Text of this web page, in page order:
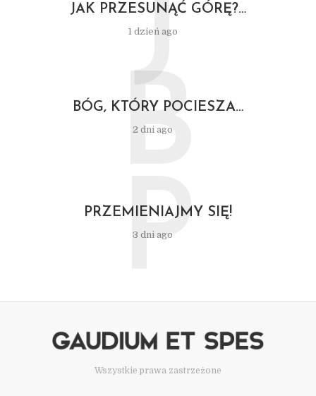
JAK PRZESUNĄĆ GÓRĘ?…
1 dzień ago
J
BÓG, KTÓRY POCIESZA…
2 dni ago
B
PRZEMIENIAJMY SIĘ!
3 dni ago
P
Wszystkie prawa zastrzeżone